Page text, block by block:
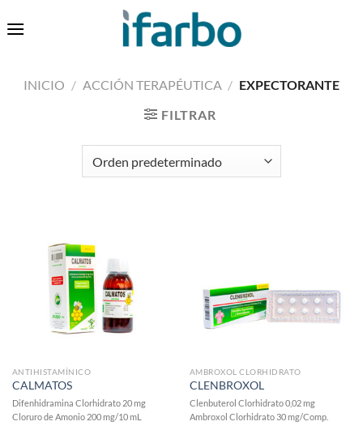
al
INICIO / ACCIÓN TERAPÉUTICA / EXPECTORANTE
FILTRAR
ANTIHISTAMÍNICO
CALMATOS
Difenhidramina Clorhidrato 20 mg
Cloruro de Amonio 200 mg/10 mL
AMBROXOL CLORHIDRATO
CLENBROXOL
Clenbuterol Clorhidrato 0,02 mg
Ambroxol Clorhidrato 30 mg/Comp.